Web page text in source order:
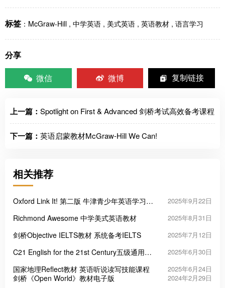
标签 ： McGraw-Hill , 中学英语 , 美式英语 , 英语教材 , 语言学习
分享
微信
微博 复制链接
上一篇： Spotlight on First & Advanced 剑桥考试高效备考课程
下一篇： 英语启蒙教材McGraw-Hill We Can!
相关推荐
Oxford Link It! 第二版 牛津青少年英语学习教
2025年9月22日
Richmond Awesome 中学美式英语教材 2025年8月31日
剑桥Objective IELTS教材 系统备考IELTS 2025年7月12日
C21 English for the 21st Century五级通用英
2025年6月30日
国家地理Reflect教材 英语听说读写技能课程 2025年6月24日
剑桥《Open World》教材电子版 2024年2月29日